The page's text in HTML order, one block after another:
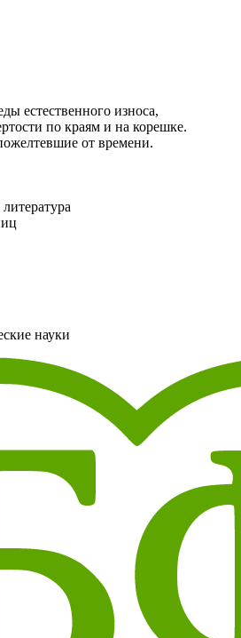
естественного износа,
по краям и на корешке.
от времени.
науки